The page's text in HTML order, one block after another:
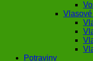
Potraviny